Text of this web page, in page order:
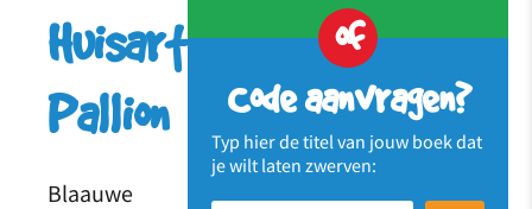
of
Code aanvragen?
Typ hier de titel van jouw boek dat
je wilt laten zwerven:
Huisartsenpraktijk
Pallion
Blaauwe